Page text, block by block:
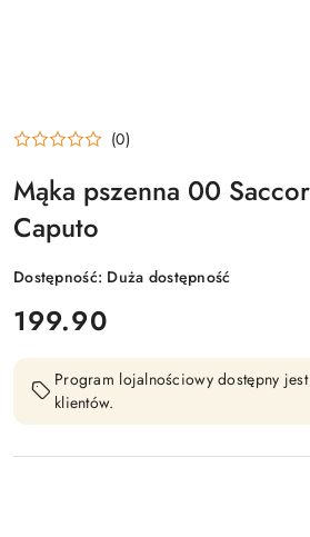
(0)
Mąka pszenna 00
Caputo
Dostępność: Duża dostępność
cena:
199.90
Program lojalnościowy dostępny
klientów.